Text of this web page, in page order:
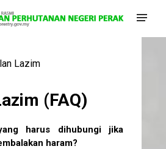
Lazim
(FAQ)
harus dihubungi jika
haram?